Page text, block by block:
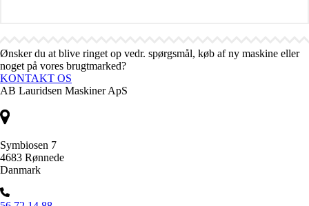
Ønsker du at blive ringet op vedr. spørgsmål, køb af ny maskine eller
noget på vores brugtmarked?
KONTAKT OS
AB Lauridsen Maskiner ApS
Symbiosen 7
4683 Rønnede
Danmark